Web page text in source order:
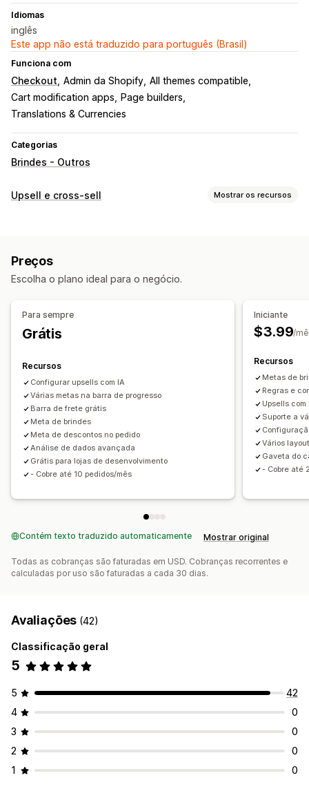
Idiomas
inglês
Este app não está traduzido para português (Brasil)
Funciona com
Checkout Admin da Shopify All themes compatible
Cart modification apps
Page builders
Translations & Currencies
Categorias
Brindes - Outros
Upsell e cross-sell Mostrar os recursos
Upsell na página do produto
Barra de progresso
Página de agradecimento de upsell
Carrinho de compras deslizante
CSS personalizado
Em vários idiomas
Ofertas e recomendações
Garantias
Proteção de frete
Embalagem de presente Frete grátis
Complementos de produto
Recomendações de produtos
Produtos frequentemente comprados juntos
Pacotes
Descontos por níveis Recomendações de IA
Fazer upgrade de assinatura
Testes A/B Taxas de cliques Taxas de conversão
Preços
Escolha o plano ideal para o negócio.
Para sempre
Grátis
Recursos
Configurar upsells com IA
Várias metas na barra de progresso
Barra de frete grátis
Meta de brindes
Meta de descontos no pedido
Análise de dados avançada
Grátis para lojas de desenvolvimento
- Cobre até 10 pedidos/mês
Iniciante
$3.99/
Recursos
Metas de
Regras e
Upsells
Suporte a
Vários
Gaveta do
- Cobre até
Contém texto traduzido automaticamente Mostrar original
Todas as cobranças são faturadas em USD. Cobranças recorrentes e
calculadas por uso são faturadas a cada 30 dias.
Avaliações (42)
Classificação geral
5
5
42
4
0
3
0
2
0
1
0